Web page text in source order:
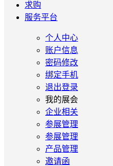
求购
服务平台
个人中心
账户信息
密码修改
绑定手机
退出登录
我的展会
企业相关
参展管理
参展管理
产品管理
邀请函